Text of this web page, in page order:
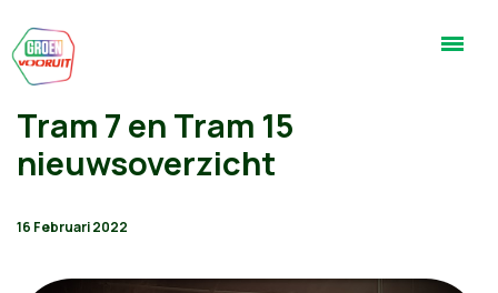
Tram 7 en Tram 15
nieuwsoverzicht
16 Februari 2022